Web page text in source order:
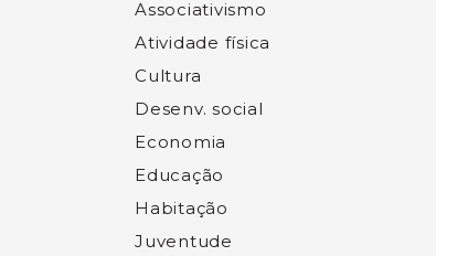
Associativismo
Atividade física
Cultura
Desenv. social
Economia
Educação
Habitação
Juventude